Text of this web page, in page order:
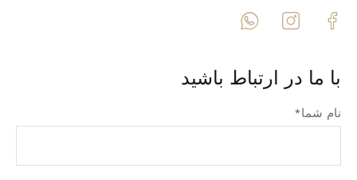
با ما در ارتباط باشید
نام شما*